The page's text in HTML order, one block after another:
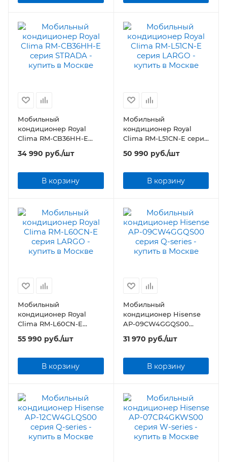
Мобильный
кондиционер Royal
Clima RM-СB36HH-E
серия STRADA
34 990 руб./шт
В корзину
Мобильный
кондиционер Royal
Clima RM-L51CN-E серия
50 990 руб./шт
В корзину
Мобильный
кондиционер Royal
Clima RM-L60CN-E
серия LARGO
55 990 руб./шт
В корзину
Мобильный
кондиционер Hisense
AP-09CW4GGQS00
серия Q-series
31 970 руб./шт
В корзину